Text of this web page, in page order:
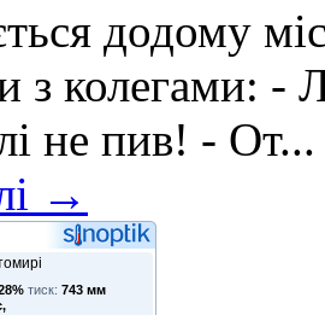
додому
з колегами: -
не пив! - От...
→
тиск: 743 мм